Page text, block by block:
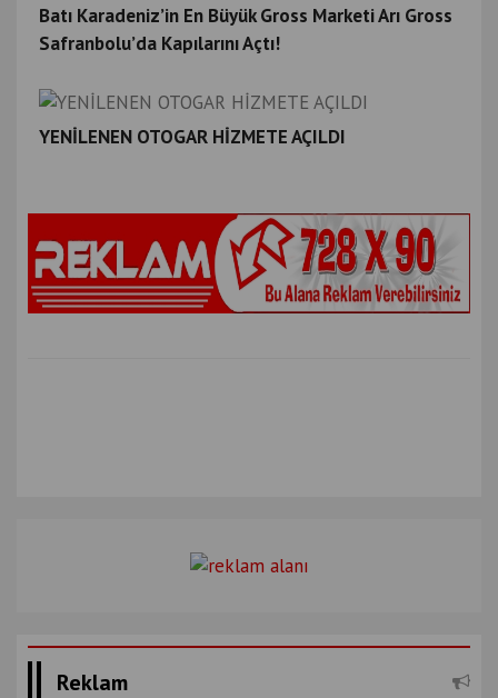
Batı Karadeniz’in En Büyük Gross Marketi Arı Gross
Safranbolu’da Kapılarını Açtı!
YENİLENEN OTOGAR HİZMETE AÇILDI
Reklam